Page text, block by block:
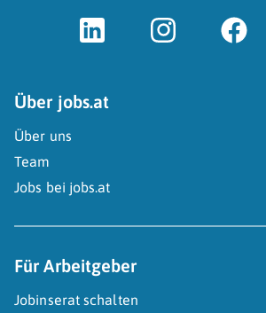
Über jobs.at
Über uns
Team
Jobs bei jobs.at
Für Arbeitgeber
Jobinserat schalten